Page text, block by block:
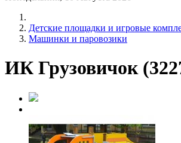
Детские площадки и игровые
Машинки и паровозики
ИК Грузовичок